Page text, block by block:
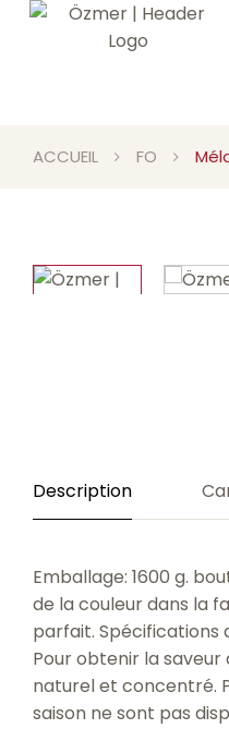
ACCUEIL FO
Description
Emballage: 1600 g.
de la couleur dans la
parfait. Spécifications
Pour obtenir la saveur
naturel et concentré.
saison ne sont pas